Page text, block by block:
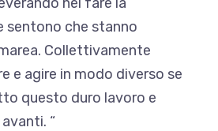
sentono che stanno
Collettivamente
e agire in modo diverso se
questo duro lavoro e
“